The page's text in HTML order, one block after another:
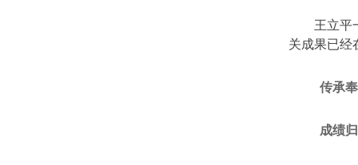
王立平
关成果已经
传承
成绩